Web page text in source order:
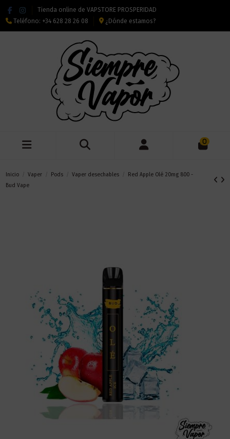
Tienda online de VAPSTORE PROSPERIDAD
Teléfono: +34 628 28 26 08 ¿Dónde estamos?
0
Inicio Vaper Pods Vaper desechables
Red Apple Olé 20mg 800 -
Bud Vape